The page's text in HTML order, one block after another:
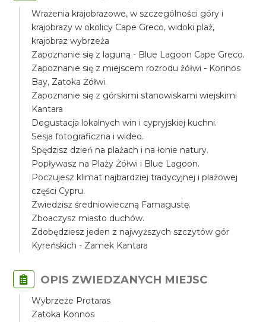
Wrażenia krajobrazowe, w szczególności góry i
krajobrazy w okolicy Cape Greco, widoki plaż,
krajobraz wybrzeża
Zapoznanie się z laguną - Blue Lagoon Cape Greco.
Zapoznanie się z miejscem rozrodu żółwi - Konnos
Bay, Zatoka Żółwi.
Zapoznanie się z górskimi stanowiskami wiejskimi
Kantara
Degustacja lokalnych win i cypryjskiej kuchni.
Sesja fotograficzna i wideo.
Spędzisz dzień na plażach i na łonie natury.
Popływasz na Plaży Żółwi i Blue Lagoon.
Poczujesz klimat najbardziej tradycyjnej i plażowej
części Cypru.
Zwiedzisz średniowieczną Famagustę.
Zboaczysz miasto duchów.
Zdobędziesz jeden z najwyższych szczytów gór
Kyreńskich - Zamek Kantara
OPIS ZWIEDZANYCH MIEJSC
Wybrzeże Protaras
Zatoka Konnos